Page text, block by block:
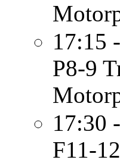
17:15
P8-9
17:30
F11-12